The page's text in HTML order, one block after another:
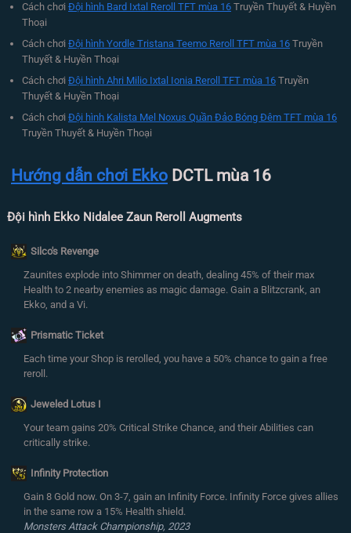
Cách chơi Đội hình Bard Ixtal Reroll TFT mùa 16 Truyền Thuyết & Huyền
Thoại
Cách chơi Đội hình Yordle Tristana Teemo Reroll TFT mùa 16 Truyền
Thuyết & Huyền Thoại
Cách chơi Đội hình Ahri Milio Ixtal Ionia Reroll TFT mùa 16 Truyền
Thuyết & Huyền Thoại
Cách chơi Đội hình Kalista Mel Noxus Quần Đảo Bóng Đêm TFT mùa 16
Truyền Thuyết & Huyền Thoại
Hướng dẫn chơi Ekko DCTL mùa 16
Đội hình Ekko Nidalee Zaun Reroll Augments
Silco's Revenge
Zaunites explode into Shimmer on death, dealing 45% of their max
Health to 2 nearby enemies as magic damage. Gain a Blitzcrank, an
Ekko, and a Vi.
Prismatic Ticket
Each time your Shop is rerolled, you have a 50% chance to gain a free
reroll.
Jeweled Lotus I
Your team gains 20% Critical Strike Chance, and their Abilities can
critically strike.
Infinity Protection
Gain 8 Gold now. On 3-7, gain an Infinity Force. Infinity Force gives allies
in the same row a 15% Health shield.
Monsters Attack Championship, 2023